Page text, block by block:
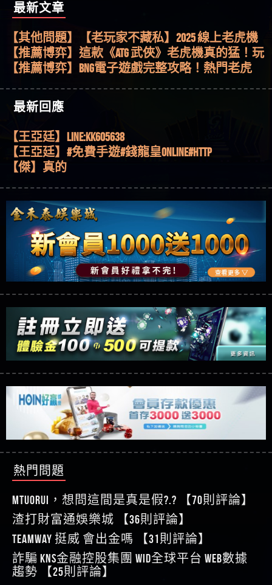
最新文章
【其他問題】用理性數據指路，開啟你的高回報
娛樂之旅
【其他問題】【老玩家不藏私】2025 線上老虎機
這樣挑！RTP、波動率和平台安全的全攻略！
【推薦博弈】這款《ATG 武俠》老虎機真的猛！玩
過才知道什麼叫超過3萬種中獎方式！
【推薦博弈】BNG電子遊戲完整攻略！熱門老虎
51,000倍數玩法攻略，輕鬆稱霸老虎機！
【其他問題】「拆解力智投資詐騙套路緊急追討
賴zg369」力智投資是不是詐騙 力智投資是真的嗎
力智投資是詐騙嗎 南部老翁還在癡迷力智投資高
回報獲利 請不要在匯款
【其他問題】 【遇天盛商行詐騙追回資金賴
zg369】天盛商行詐騙 天盛商行是不是詐騙 天盛商
行是真的嗎 天盛商行是詐騙嗎 被天盛商行詐騙一
招教你拿回
【其他問題】 受害者援助賴【zg369】退休老翁被
大戶e點靈詐騙痛不欲生 大戶e點靈是真的嗎 大戶e
點靈是不是詐騙 大戶e點靈是詐騙嗎 大戶e點靈無
法出金 （大戶e點靈）教你如何規避詐騙陷阱
【其他問題】 弘記投資詐騙持續收割國人中【免
費討回資金賴zg369】弘記投資是詐騙嗎 弘記投資
是不是詐騙 弘記投資是真的嗎 被弘記投資詐騙的
錢怎麼辦 本文教你如何拿回被騙資金
【其他問題】 被騙追回賴【zg369】KnTop利用新型
詐騙手法欺詐群眾 KnTop是真的嗎 KnTop是不是詐騙
KnTop是詐騙嗎 【KnTop】KnTop無法出金 被KnTop詐騙
的錢一招拿回
【其他問題】機台運算專案詐騙持續收割國人中
【免費討回資金賴zg369】機台運算專案是詐騙嗎
機台運算專案是不是詐騙 機台運算專案是真的嗎
被機台運算專案詐騙的錢怎麼辦 本文教你如何拿
回被騙資金
【其他問題】 Hoyabit詐騙持續收割國人中【免費
討回資金賴zg369】Hoyabit是詐騙嗎 Hoyabit是不是詐
騙 Hoyabit是真的嗎 被HoyabitHoyabit詐騙的錢怎麼辦
本文教你如何拿回被騙資金
【其他問題】KS.M多元化行銷詐騙持續收割國人
中【免費討回資金賴zg369】KS.M多元化行銷是詐
騙嗎 KS.M多元化行銷是不是詐騙 KS.M多元化行銷是
真的嗎 被KS.M多元化行銷詐騙的錢怎麼辦 本文教
你如何拿回被騙資金
【其他問題】免費追回賴「zg369」深度解析野原
家 Family & Love如何詐騙 野原家 Family & Love是不是詐
騙 野原家 Family & Love是真的嗎 野原家 Family & Love是
詐騙嗎 165多次通報野原家 Family & Love是詐騙平台
請遠離
【其他問題】元盈橋詐騙持續收割國人中【免費
討回資金賴zg369】元盈橋是詐騙嗎 元盈橋是不是
詐騙 元盈橋是真的嗎 被元盈橋詐騙的錢怎麼辦
本文教你如何拿回被騙資金
【其他問題】被騙追回賴【zg369】M.L.Edge利用新
型詐騙手法欺詐群眾 M.L.Edge是真的嗎 M.L.Edge是不
是詐騙 M.L.Edge是詐騙嗎 【M.L.Edge】M.L.Edge無法出
金 被M.L.Edge詐騙的錢一招拿回
【其他問題】 Robinhood詐騙持續收割國人中【免
費討回資金賴zg369】Robinhood是詐騙嗎 Robinhood是
不是詐騙 Robinhood是真的嗎 被Robinhood詐騙的錢怎
麼辦 本文教你如何拿回被騙資金
【其他問題】FLTO詐騙持續收割國人中【免費討回
資金賴zg369】FLTO是詐騙嗎 FLTO是不是詐騙 FLTO是
真的嗎 被FLTO詐騙的錢怎麼辦 本文教你如何拿回
被騙資金
【其他問題】 遇詐騙求救賴【zg369】八旬老翁被
ALYWS詐騙家破人亡 ALYWS是真的嗎 ALYWS是不是詐騙
ALYWS是詐騙嗎 （ALYWS）無法出金 請小心群組暗椿
【其他問題】 一招教你揭秘新型詐騙手法 （受害
者免費援助賴zg369）當當詐騙 當當是不是詐騙 當
當是真的嗎 當當是詐騙嗎 六旬老婦深信當當高獲
利回報被騙的家破人亡
【其他問題】用理性數據指路，開啟你的高回報
娛樂之旅
【其他問題】【老玩家不藏私】2025 線上老虎機
這樣挑！RTP、波動率和平台安全的全攻略！
【推薦博弈】這款《ATG 武俠》老虎機真的猛！玩
過才知道什麼叫超過3萬種中獎方式！
【推薦博弈】BNG電子遊戲完整攻略！熱門老虎
機、集鴻運玩法、獨家試玩一次看！
【其他問題】【2025】ATG試玩必看！戰神賽特
51,000倍數玩法攻略，輕鬆稱霸老虎機！
【其他問題】「拆解力智投資詐騙套路緊急追討
賴zg369」力智投資是不是詐騙 力智投資是真的嗎
力智投資是詐騙嗎 南部老翁還在癡迷力智投資高
【其他問題】 【遇天盛商行詐騙追回資金賴
zg369】天盛商行詐騙 天盛商行是不是詐騙 天盛商
招教你拿回
【其他問題】 受害者援助賴【zg369】退休老翁被
點靈是不是詐騙 大戶e點靈是詐騙嗎 大戶e點靈無
法出金 （大戶e點靈）教你如何規避詐騙陷阱
費討回資金賴zg369】弘記投資是詐騙嗎 弘記投資
是不是詐騙 弘記投資是真的嗎 被弘記投資詐騙的
錢怎麼辦 本文教你如何拿回被騙資金
【其他問題】 被騙追回賴【zg369】KnTop利用新型
詐騙手法欺詐群眾 KnTop是真的嗎 KnTop是不是詐騙
KnTop是詐騙嗎 【KnTop】KnTop無法出金 被KnTop詐騙
的錢一招拿回
【其他問題】機台運算專案詐騙持續收割國人中
【免費討回資金賴zg369】機台運算專案是詐騙嗎
機台運算專案是不是詐騙 機台運算專案是真的嗎
被機台運算專案詐騙的錢怎麼辦 本文教你如何拿
回被騙資金
【其他問題】 Hoyabit詐騙持續收割國人中【免費
討回資金賴zg369】Hoyabit是詐騙嗎 Hoyabit是不是詐
騙 Hoyabit是真的嗎 被HoyabitHoyabit詐騙的錢怎麼辦
本文教你如何拿回被騙資金
【其他問題】KS.M多元化行銷詐騙持續收割國人
中【免費討回資金賴zg369】KS.M多元化行銷是詐
騙嗎 KS.M多元化行銷是不是詐騙 KS.M多元化行銷是
真的嗎 被KS.M多元化行銷詐騙的錢怎麼辦 本文教
你如何拿回被騙資金
【其他問題】免費追回賴「zg369」深度解析野原
家 Family & Love如何詐騙 野原家 Family & Love是不是詐
騙 野原家 Family & Love是真的嗎 野原家 Family & Love是
詐騙嗎 165多次通報野原家 Family & Love是詐騙平台
【其他問題】元盈橋詐騙持續收割國人中【免費
討回資金賴zg369】元盈橋是詐騙嗎 元盈橋是不是
詐騙 元盈橋是真的嗎 被元盈橋詐騙的錢怎麼辦
【其他問題】被騙追回賴【zg369】M.L.Edge利用新
型詐騙手法欺詐群眾 M.L.Edge是真的嗎 M.L.Edge是不
【其他問題】 Robinhood詐騙持續收割國人中【免
最新回應
【傑】推代理真的好相處
回答
【王亞廷】LINE:kK605638
【王亞廷】#免費手遊#錢龍皇ONLINE#http
【傑】真的
【Wei】讚
【沈樂慧】又是九州??爛死了黑網不要玩
【林伊依】爛死了拉贏錢直接鎖帳號可以去吃屎
【陳靜茹】推薦小畢，我也是小畢的會員～～
【黃家羭】推推
【AVA娛樂城】還會自己做假對話來毀謗欸哈哈哈
【黃伊珊】不推薦爛公司
【陳順堪】星匯娛樂城出金幾次後贏錢就不給出
金
【陳順堪】黑網出金幾次後贏了就不出金出
【玩運彩】
【asd】唬爛不出金黑網垃圾平台
【侯依揚】廢物喔
【傑】推代理真的好相處
【盧鴻傑】請問一下100多萬會出金嗎，有誰可以
回答
【王亞廷】LINE:kK605638
【王亞廷】#免費手遊#錢龍皇ONLINE#http
【傑】真的
【Wei】讚
【沈樂慧】又是九州??爛死了黑網不要玩
【林伊依】爛死了拉贏錢直接鎖帳號可以去吃屎
【陳靜茹】推薦小畢，我也是小畢的會員～～
【黃家羭】推推
【AVA娛樂城】還會自己做假對話來毀謗欸哈哈哈
熱門問題
MTUORUi，想問這間是真是假?.? 【70則評論】
渣打財富通娛樂城 【36則評論】
TEAMWAY 挺威 會出金嗎 【31則評論】
詐騙 kns金融控股集團 WID全球平台 WEB數據
趨勢 【25則評論】